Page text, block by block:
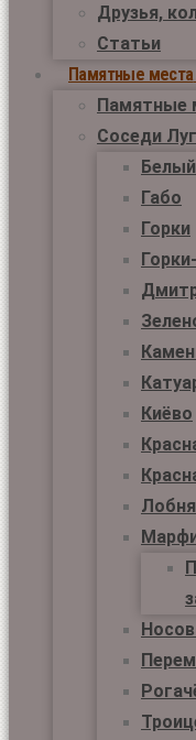
Друзья,
Статьи
Памятные места
Памятные
Соседи
Габо
Горки
Киёво
Лобня